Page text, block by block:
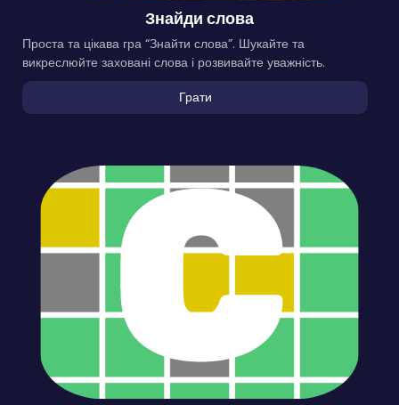
Знайди слова
Проста та цікава гра “Знайти слова”. Шукайте та
викреслюйте заховані слова і розвивайте уважність.
Грати